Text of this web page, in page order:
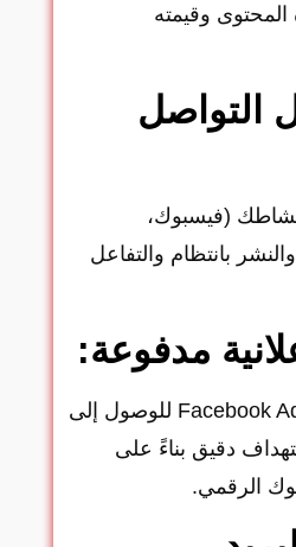
وقيمته
التواصل
(فيسبوك،
بانتظام والتفاعل
مدفوعة:
استخدام Google Ads وFacebook Ads للوصول إلى
دقيق بناءً على
الرقمي.